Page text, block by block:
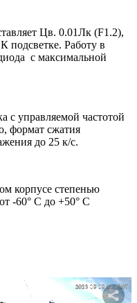
Цв. 0.01Лк (F1.2),
подсветке. Работу в
с максимальной
с управляемой частотой
формат сжатия
до 25 к/с.
корпусе степенью
-60° С до +50° С